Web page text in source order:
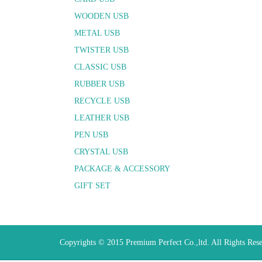
WOODEN USB
METAL USB
TWISTER USB
CLASSIC USB
RUBBER USB
RECYCLE USB
LEATHER USB
PEN USB
CRYSTAL USB
PACKAGE & ACCESSORY
GIFT SET
Copyrights © 2015 Premium Perfect Co.,ltd. All Rights